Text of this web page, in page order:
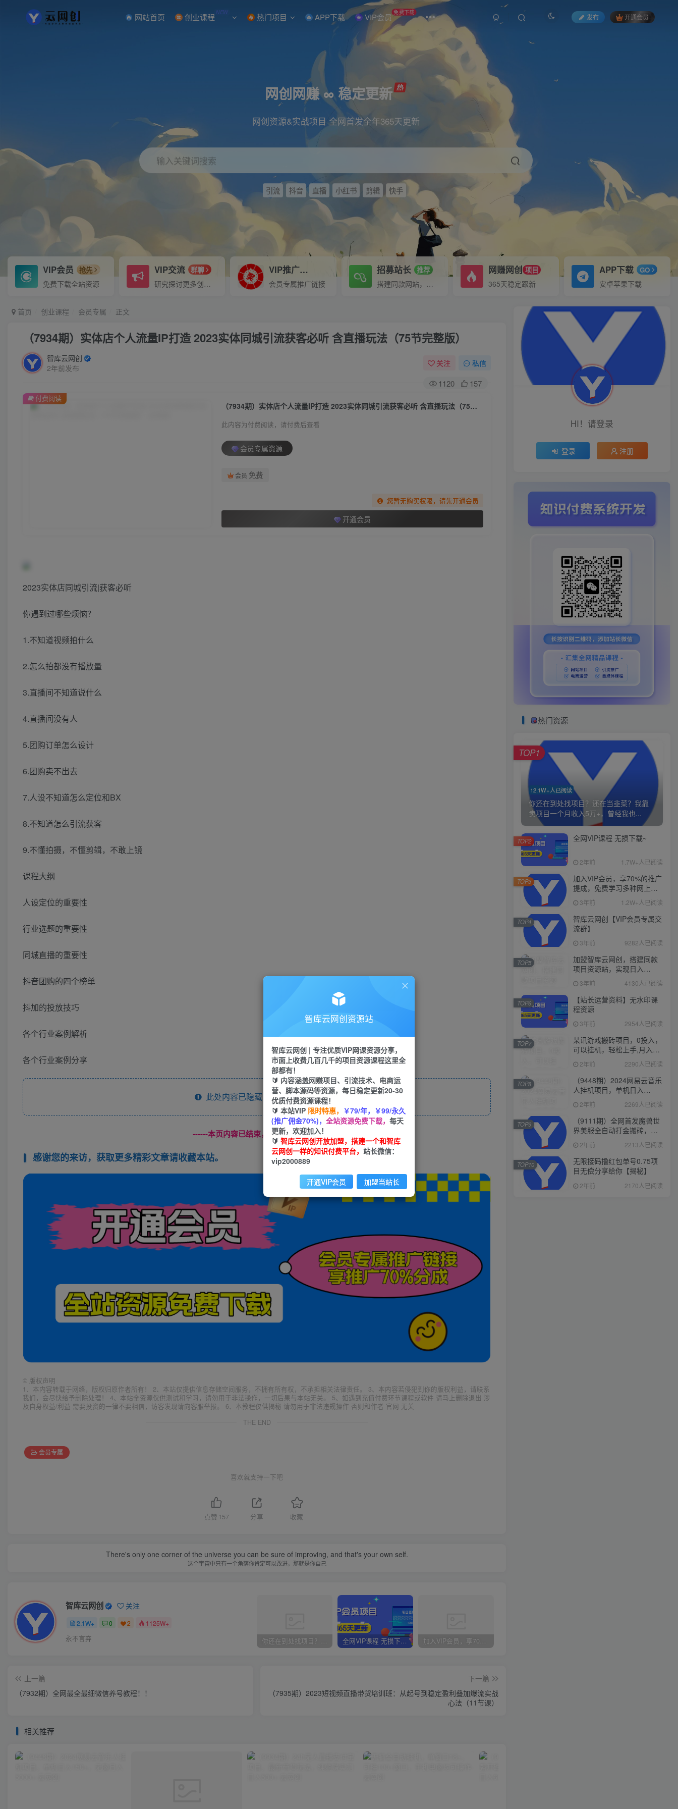
网站首页 创业课程 NEW 热门项目 APP下载 VIP会员 免费下载
发布 开通会员
网创网赚 ∞ 稳定更新
网创资源&实战项目 全网首发全年365天更新
输入关键词搜索
引流 抖音 直播 小红书 剪辑 快手
VIP会员 抢先
免费下载全站资源
VIP交流 群聊
研究探讨更多创业项目路子。
VIP推广70%分佣
会员专属推广链接
招募站长 推荐
搭建同款网站，自己当老板
网赚网创 项目
365天稳定跟新
APP下载 GO
安卓苹果下载
首页 创业课程 会员专属 正文
（7934期）实体店个人流量IP打造 2023实体同城引流获客必听 含直播玩法（75节完整版）
智库云网创
2年前发布
关注 私信
1120 157
（7934期）实体店个人流量IP打造 2023实体同城引流获客必听 含直播玩法（75节完整版）
此内容为付费阅读，请付费后查看
会员专属资源
会员 免费
您暂无购买权限，请先开通会员
开通会员
付费阅读
2023实体店同城引流|获客必听
你遇到过哪些烦恼？
1.不知道视频拍什么
2.怎么拍都没有播放量
3.直播间不知道说什么
4.直播间没有人
5.团购订单怎么设计
6.团购卖不出去
7.人设不知道怎么定位和BX
8.不知道怎么引流获客
9.不懂拍摄，不懂剪辑，不敢上镜
课程大纲
人设定位的重要性
行业选题的重要性
同城直播的重要性
抖音团购的四个榜单
抖加的投放技巧
各个行业案例解析
各个行业案例分享
此处内容已隐藏，请付费后查看
------本页内容已结束，喜欢请分享------
感谢您的来访，获取更多精彩文章请收藏本站。
© 版权声明
1、本内容转载于网络，版权归原作者所有！ 2、本站仅提供信息存储空间服务，不拥有所有权，不承担相关法律责任。 3、本内容若侵犯到你的版权利益，请联系
我们，会尽快给予删除处理！ 4、本站全资源仅供测试和学习，请勿用于非法操作，一切后果与本站无关。 5、如遇到充值付费环节课程或软件 请马上删除退出 涉
及自身权益/利益 需要投资的一律不要相信，访客发现请向客服举报。 6、本教程仅供揭秘 请勿用于非法违规操作 否则和作者 官网 无关
THE END
会员专属
喜欢就支持一下吧
点赞 157 分享 收藏
There's only one corner of the universe you can be sure of improving, and that's your own self.
这个宇宙中只有一个角落你肯定可以改进，那就是你自己
智库云网创 关注
2.1W+ 0 2 1125W+
永不言弃 你还在到处找项目？还在当韭菜？我靠卖项目一个月收入5万+，曾经我也是个失败者。 全网VIP课程 无损下载~ 加入VIP会员，享70%的推广提成，免费学习多种网上创业课程，菜鸟秒变大神！
上一篇
（7932期）全网最全最细微信养号教程！！
下一篇
（7935期）2023短视频直播带货培训班：从起号到稳定盈利叠加爆流实战
心法（11节课）
相关推荐
HI！请登录
登录 注册
热门资源
12.1W+人已阅读
你还在到处找项目？还在当韭菜？我靠
卖项目一个月收入5万+，曾经我也...
TOP1
全网VIP课程 无损下载~
2年前 1.7W+人已阅读
TOP2
加入VIP会员，享70%的推广
提成，免费学习多种网上创
业课程，菜鸟秒变大神！
3年前 1.2W+人已阅读
TOP3
智库云网创【VIP会员专属交
流群】
3年前 9282人已阅读
TOP4
加盟智库云网创，搭建同款
项目资源站，实现日入
2000+
3年前 4130人已阅读
TOP5
【站长运营资料】无水印课
程资源
3年前 2954人已阅读
TOP6
某讯游戏搬砖项目，0投入，
可以挂机，轻松上手,月入
3000+上不封顶
2年前 2290人已阅读
TOP7
（9448期）2024网易云音乐
人挂机项目，单机日入
150+，无脑月入5000+
2年前 2269人已阅读
TOP8
（9111期）全网首发魔兽世
界美服全自动打金搬砖，日
入1000+，简单好操作，保
姆级教学
2年前 2213人已阅读
TOP9
无限接码撸红包单号0.75项
目无偿分享给你【揭秘】
2年前 2170人已阅读
TOP10
智库云网创资源站
智库云网创 | 专注优质VIP网课资源分享，
市面上收费几百几千的项目资源课程这里全
部都有！
🔰 内容涵盖网赚项目、引流技术、电商运
营、脚本源码等资源，每日稳定更新20-30
优质付费资源课程！
🔰 本站VIP 限时特惠， ￥79/年，￥99/永久
(推广佣金70%)， 全站资源免费下载， 每天
更新，欢迎加入！
🔰 智库云网创开放加盟，搭建一个和智库
云网创一样的知识付费平台， 站长微信：
vip2000889
开通VIP会员 加盟当站长